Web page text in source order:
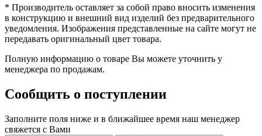
* Производитель оставляет за собой право вносить изменения
в конструкцию и внешний вид изделий без предварительного
уведомления. Изображения представленные на сайте могут не
передавать оригинальный цвет товара.
Полную информацию о товаре Вы можете уточнить у
менеджера по продажам.
Сообщить о поступлении
Заполните поля ниже и в ближайшее время наш менеджер
свяжется с Вами